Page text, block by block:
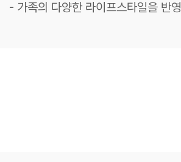
- 가족의 다양한 라이프스타일을 반영